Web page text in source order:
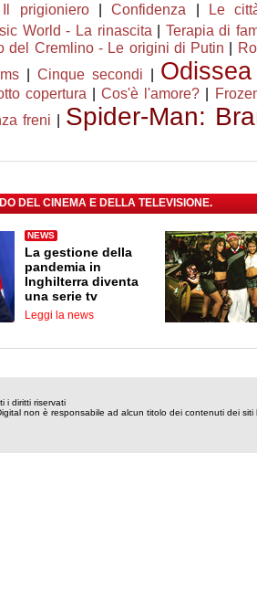
Il prigioniero|Confidenza Le
World - La rinascita
Terapia di
del Cremlino - Le origini di Putin
| Cinque secondi Odissea
copertura |Cos'è l'amore?
freni
Spider-Man:
DEL CINEMA E DELLA TELEVISIONE.
NEWS
La gestione della
pandemia in
Inghilterra diventa
una serie tv
Leggi la news
i diritti riservati
non è responsabile ad alcun titolo dei contenuti dei siti